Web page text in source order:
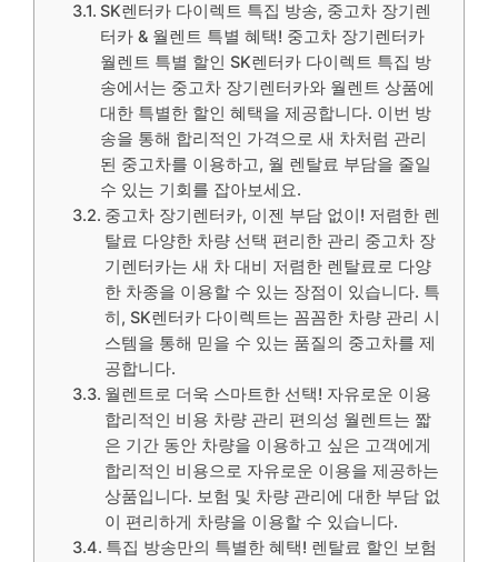
SK렌터카 다이렉트 특집 방송, 중고차 장기렌
터카 & 월렌트 특별 혜택! 중고차 장기렌터카
월렌트 특별 할인 SK렌터카 다이렉트 특집 방
송에서는 중고차 장기렌터카와 월렌트 상품에
대한 특별한 할인 혜택을 제공합니다. 이번 방
송을 통해 합리적인 가격으로 새 차처럼 관리
된 중고차를 이용하고, 월 렌탈료 부담을 줄일
수 있는 기회를 잡아보세요.
중고차 장기렌터카, 이젠 부담 없이! 저렴한 렌
탈료 다양한 차량 선택 편리한 관리 중고차 장
기렌터카는 새 차 대비 저렴한 렌탈료로 다양
한 차종을 이용할 수 있는 장점이 있습니다. 특
히, SK렌터카 다이렉트는 꼼꼼한 차량 관리 시
스템을 통해 믿을 수 있는 품질의 중고차를 제
공합니다.
월렌트로 더욱 스마트한 선택! 자유로운 이용
합리적인 비용 차량 관리 편의성 월렌트는 짧
은 기간 동안 차량을 이용하고 싶은 고객에게
합리적인 비용으로 자유로운 이용을 제공하는
상품입니다. 보험 및 차량 관리에 대한 부담 없
이 편리하게 차량을 이용할 수 있습니다.
특집 방송만의 특별한 혜택! 렌탈료 할인 보험